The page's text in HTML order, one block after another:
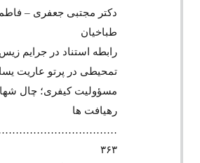
دکتر مجتبی جعفری –
طباخیان
رابطه استناد در جرایم زیس
تمحیطی در پرتو عاریت
مسؤولیت کیفری؛ چال
رهیافت ها
۳۶۳